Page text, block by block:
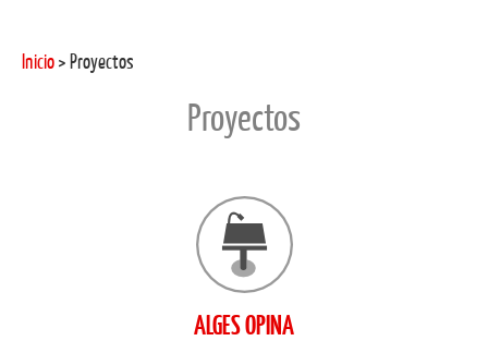
Inicio> Proyectos
Proyectos
ALGES OPINA